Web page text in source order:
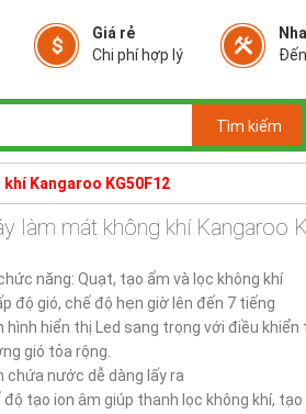
Giá rẻ
Chi phí hợp lý
Kangaroo KG50F12
làm mát không khí Kangaroo
năng: Quạt, tạo ẩm và lọc không khí
độ gió, chế độ hẹn giờ lên đến 7 tiếng
hình hiển thị Led sang trọng với điều
gió tỏa rộng.
chứa nước dễ dàng lấy ra
độ tạo ion âm giúp thanh lọc không khí, tạo